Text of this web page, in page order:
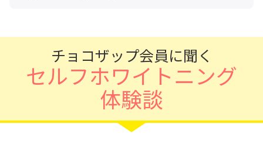
チョコザップ会員に聞く
セルフホワイトニング
体験談